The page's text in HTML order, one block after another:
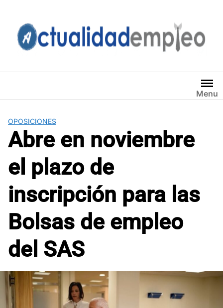
contenido
Menu
OPOSICIONES
Abre en noviembre
el plazo de
inscripción para las
Bolsas de empleo
del SAS